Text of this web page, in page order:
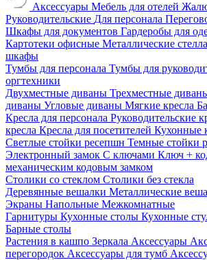
Аксессуары Мебель для отелей
Руководительские Для персонала
Шкафы для документов Гардеробы для
Картотеки офисные Металлические
шкафы
Тумбы для персонала Тумбы для
оргтехники
Двухместные диваны Трехместные
диваны Угловые диваны Мягкие кресла
Кресла для персонала Руководительские
кресла Кресла для посетителей Кухонные
Светлые стойки ресепшн Темные стойки
Электронный замок С ключами Ключ +
механическим кодовым замком
Столики со стеклом Столики без стекла
Деревянные вешалки Металлические
Экраны Напольные Межкомнатные
Гарнитуры Кухонные столы Кухонные
Барные столы
Растения в кашпо Зеркала Аксессуары
перегородок Аксессуары для тумб